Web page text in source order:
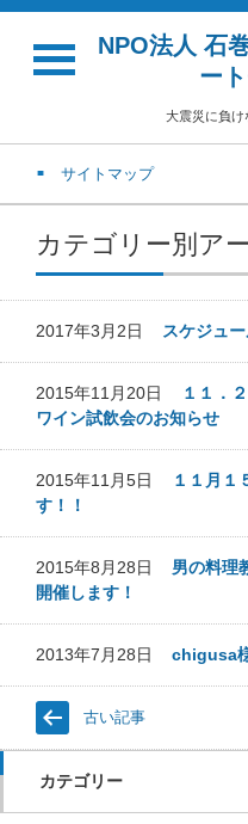
NPO法人 石
ー
大震災に負け
サイトマップ
カテゴリー別ア
2017年3月2日 スケジュ
2015年11月20日
１１．
ワイン試飲会のお知らせ
2015年11月5日
１１月１
す！！
2015年8月28日 男の料理
開催します！
2013年7月28日 chigusa
古い記事
カテゴリー